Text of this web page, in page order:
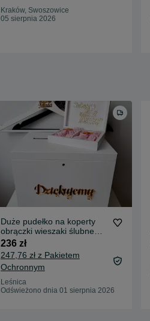
Kraków, Swoszowice
05 sierpnia 2026
Duże pudełko na koperty
obrączki wieszaki ślubne
Lustrzane złote plexi
236 zł
247,76 zł z Pakietem
Ochronnym
Leśnica
Odświeżono dnia 01 sierpnia 2026